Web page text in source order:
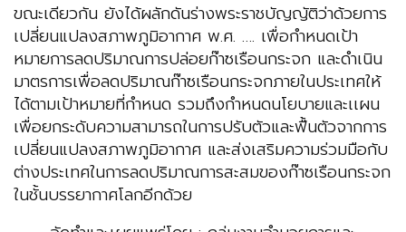
ขณะเดียวกัน ยังได้ผลักดันร่างพระราชบัญญัติว่าด้วยการ
เปลี่ยนแปลงสภาพภูมิอากาศ พ.ศ. …. เพื่อกำหนดเป้า
หมายการลดปริมาณการปล่อยก๊าซเรือนกระจก และดำเนิน
มาตรการเพื่อลดปริมาณก๊าซเรือนกระจกภายในประเทศให้
ได้ตามเป้าหมายที่กำหนด รวมถึงกำหนดนโยบายและเเผน
เพื่อยกระดับความสามารถในการปรับตัวและฟื้นตัวจากการ
เปลี่ยนแปลงสภาพภูมิอากาศ และส่งเสริมความร่วมมือกับ
ต่างประเทศในการลดปริมาณการสะสมของก๊าซเรือนกระจก
ในชั้นบรรยากาศโลกอีกด้วย